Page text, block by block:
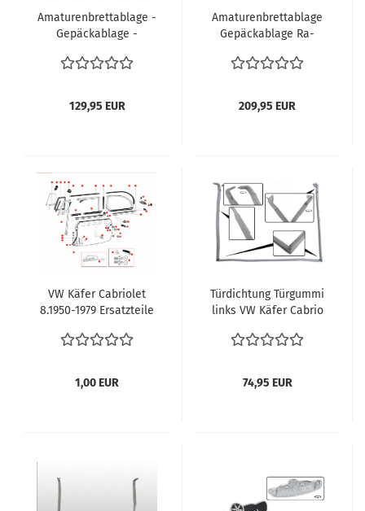
Amaturenbrettablage -
Gepäckablage -
Käfer Cabriolet Cabrio
129,95 EUR
Amaturenbrettablage
Gepäckablage Ra-
Armaturenbrett
Käfer Cabriolet Cabrio
1500 1302
209,95 EUR
VW Käfer Cabriolet
8.1950-1979 Ersatzteile
Beifahrertür Teile
Tür Explosionszeichung
Aufbau VW Käfer
1,00 EUR
Türdichtung Türgummi
links VW Käfer Cabrio
später 1302 1303 1500
VEWIB Deutsche
Qualität
74,95 EUR